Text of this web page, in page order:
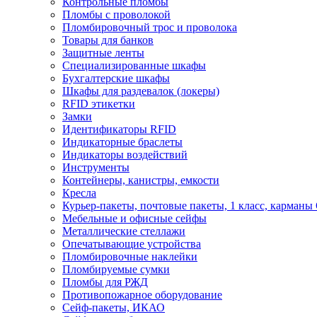
Пломбы с проволокой
Пломбировочный трос и проволока
Товары для банков
Защитные ленты
Cпециализированные шкафы
Бухгалтерские шкафы
Шкафы для раздевалок (локеры)
RFID этикетки
Замки
Идентификаторы RFID
Индикаторные браслеты
Индикаторы воздействий
Инструменты
Контейнеры, канистры, емкости
Кресла
Курьер-пакеты, почтовые пакеты, 1 класс,
Мебельные и офисные сейфы
Металлические стеллажи
Опечатывающие устройства
Пломбировочные наклейки
Пломбируемые сумки
Пломбы для РЖД
Противопожарное оборудование
Сейф-пакеты, ИКАО